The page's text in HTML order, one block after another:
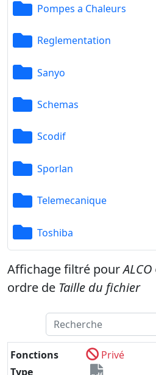
Pompes a Chaleurs
Reglementation
Sanyo
Schemas
Scodif
Sporlan
Telemecanique
Toshiba
Affichage filtré pour
ordre de Taille du fichier
Fonctions
Privé
Type